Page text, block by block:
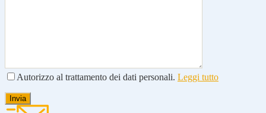
Autorizzo al trattamento dei dati personali. Leggi tutto